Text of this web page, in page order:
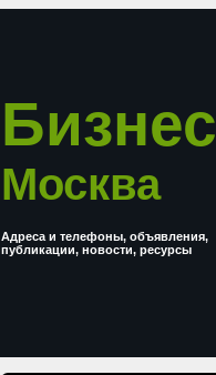
Бизнес
Москва
Адреса и телефоны, объявления,
публикации, новости, ресурсы